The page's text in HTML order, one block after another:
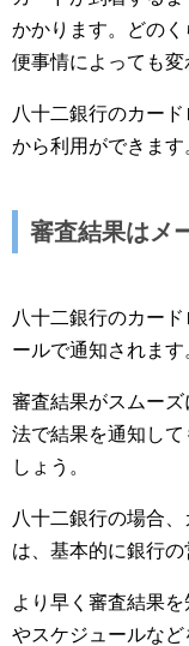
かかります。どの
便事情によっても変
八十二銀行のカー
から利用ができます
審査結果はメ
八十二銀行のカー
ールで通知されます
審査結果がスムー
法で結果を通知し
しょう。
八十二銀行の場合
は、基本的に銀行の
より早く審査結果
やスケジュールな